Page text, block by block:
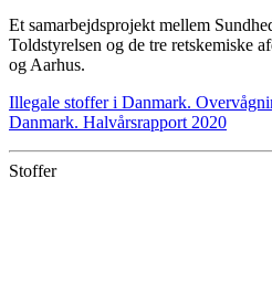
Et samarbejdsprojekt mellem
Toldstyrelsen og de tre retskemiske
og Aarhus.
Illegale stoffer i Danmark.
Danmark. Halvårsrapport 2020
Stoffer